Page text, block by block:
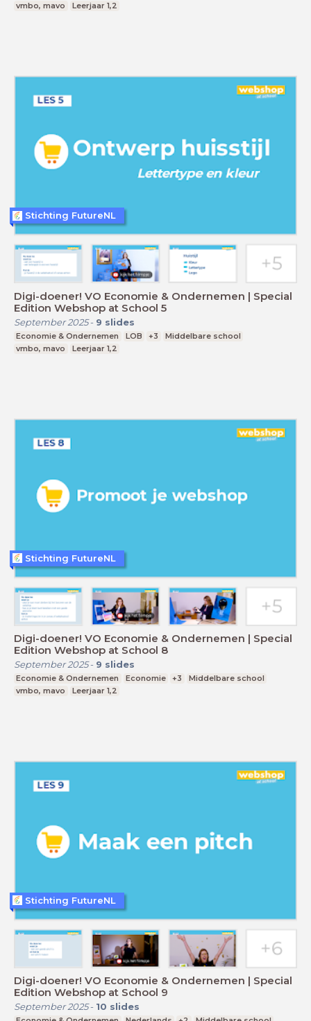
vmbo, mavo
Leerjaar 1,2
Digi-doener! VO Economie & Ondernemen | Special
Edition Webshop at School 5
September 2025- 9 slides
Economie & Ondernemen LOB +3
Middelbare school
vmbo, mavo
Leerjaar 1,2
Stichting FutureNL
Digi-doener! VO Economie & Ondernemen | Special
Edition Webshop at School 8
September 2025- 9 slides
Economie & Ondernemen Economie +3
Middelbare school
vmbo, mavo
Leerjaar 1,2
Stichting FutureNL
Digi-doener! VO Economie & Ondernemen | Special
Edition Webshop at School 9
September 2025- 10 slides
Stichting FutureNL